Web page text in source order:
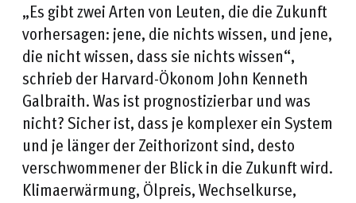
„Es gibt zwei Arten von Leuten, die die Zukunft
vorhersagen: jene, die nichts wissen, und jene,
die nicht wissen, dass sie nichts wissen“,
schrieb der Harvard-Ökonom John Kenneth
Galbraith. Was ist prognostizierbar und was
nicht? Sicher ist, dass je komplexer ein System
und je länger der Zeithorizont sind, desto
verschwommener der Blick in die Zukunft wird.
Klimaerwärmung, Ölpreis, Wechselkurse,